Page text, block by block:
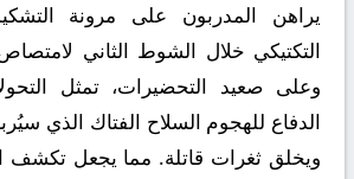
يراهن المدربون على مرونة
التكتيكي خلال الشوط الثاني
وعلى صعيد التحضيرات، تمثل
الدفاع للهجوم السلاح الفتاك الذي
ويخلق ثغرات قاتلة. مما يجعل تكشف